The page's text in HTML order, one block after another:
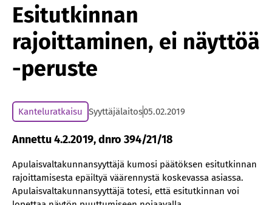
Esitutkinnan
rajoittaminen, ei näyttöä
-peruste
Kanteluratkaisu Syyttäjälaitos05.02.2019
Annettu 4.2.2019, dnro 394/21/18
Apulaisvaltakunnansyyttäjä kumosi päätöksen esitutkinnan
rajoittamisesta epäiltyä väärennystä koskevassa asiassa.
Apulaisvaltakunnansyyttäjä totesi, että esitutkinnan voi